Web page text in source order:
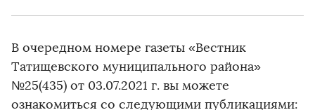
В очередном номере газеты «Вестник
Татищевского муниципального района»
№25(435) от 03.07.2021 г. вы можете
ознакомиться со следующими публикациями: